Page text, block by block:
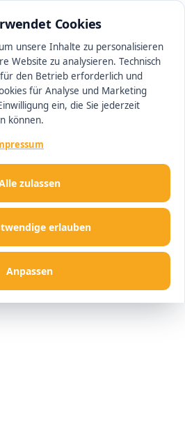
Cookies
unsere Inhalte zu personalisieren
Website zu analysieren. Technisch
den Betrieb erforderlich und
für Analyse und Marketing
ein, die Sie jederzeit
können.
erlauben
Anpassen
zulassen